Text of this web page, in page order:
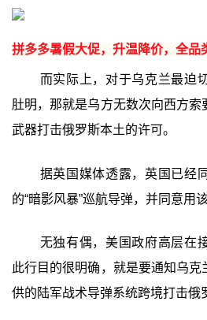
拼多多暑假大促，升温降价，全品
而实际上，对于乌克兰最迫
肚明，那就是乌方无数次向西方索
武器打击俄罗斯本土的许可。
据英国媒体透露，英国已经
的“暗影风暴”巡航导弹，并同意用
无独有偶，美国政府高层在
此行目的很明确，就是要通知乌
供的陆军战术导弹系统跨境打击俄